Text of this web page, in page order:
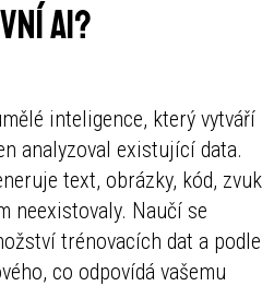
AI?
inteligence, který vytváří
analyzoval existující data.
text, obrázky, kód, zvuk
neexistovaly. Naučí se
trénovacích dat a podle
co odpovídá vašemu